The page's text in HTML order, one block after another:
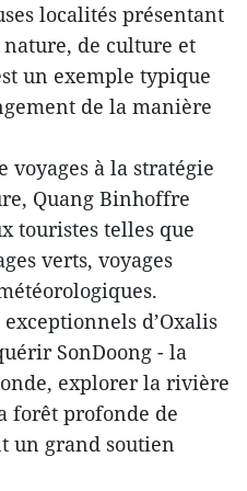
localités présentant
de culture et
un exemple typique
de la manière
voyages à la stratégie
Quang Binhoffre
touristes telles que
verts, voyages
d’Oxalis
SonDoong - la
explorer la rivière
forêt profonde de
un grand soutien